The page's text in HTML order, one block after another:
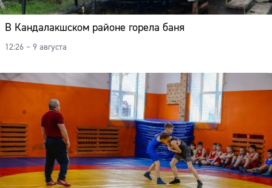
В Кандалакшском районе горела баня
12:26 – 9 августа